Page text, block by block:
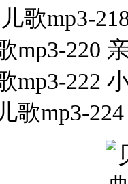
歌mp3-
mp3-220
mp3-222
歌mp3-